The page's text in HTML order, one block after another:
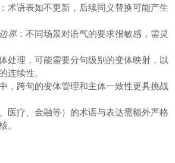
：术语表如不更新，后续同义替换可能产生
界 ：不同场景对语气的要求很敏感，需灵
处理，可能需要分句级别的变体映射，以
连续性。
，跨句的变体管理和主体一致性更具挑战
医疗、金融等）的术语与表达需额外严格
。